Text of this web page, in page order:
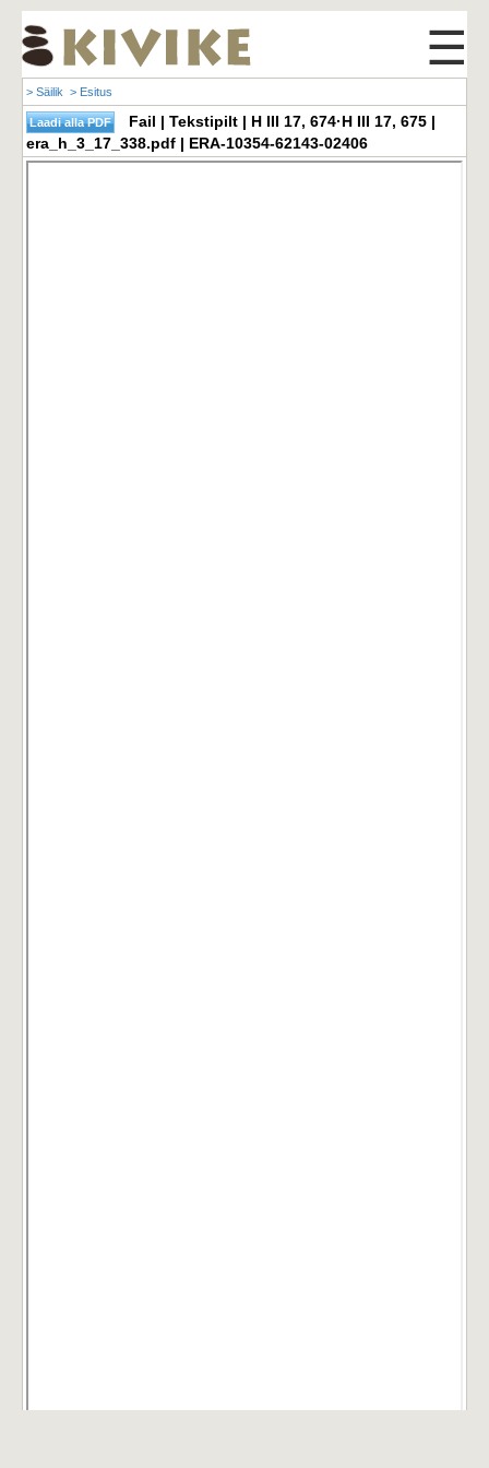
☰
> Säilik > Esitus
Fail | Tekstipilt | H III 17, 674·H III 17, 675 |
era_h_3_17_338.pdf | ERA-10354-62143-02406